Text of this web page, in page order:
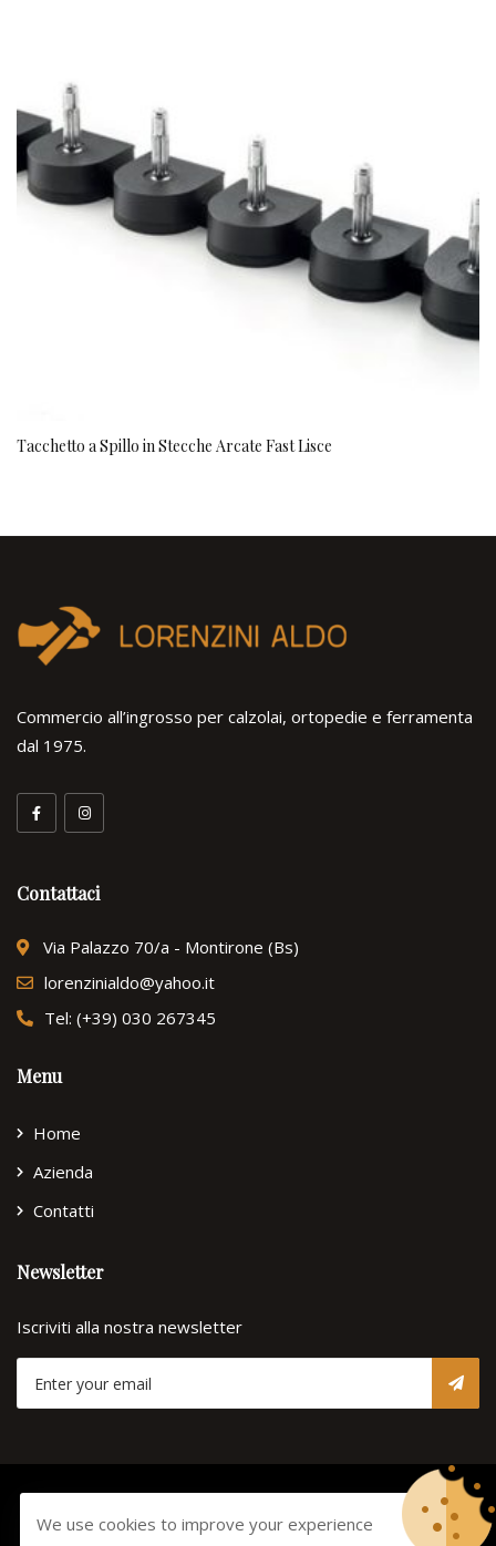
Tacchetto a Spillo in Stecche Arcate Fast Lisce
Commercio all’ingrosso per calzolai, ortopedie e ferramenta
dal 1975.
Contattaci
Via Palazzo 70/a - Montirone (Bs)
lorenzinialdo@yahoo.it
Tel: (+39) 030 267345
Menu
Home
Azienda
Contatti
Newsletter
Iscriviti alla nostra newsletter
Tutti i diritti riservati. -
Privacy
Policy
Cookie Policy
We use cookies to improve your experience